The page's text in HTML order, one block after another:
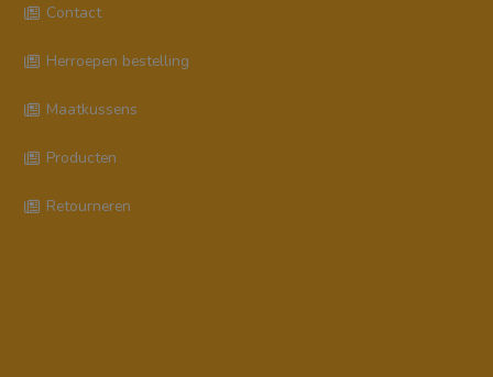
Contact
Herroepen bestelling
Maatkussens
Producten
Retourneren